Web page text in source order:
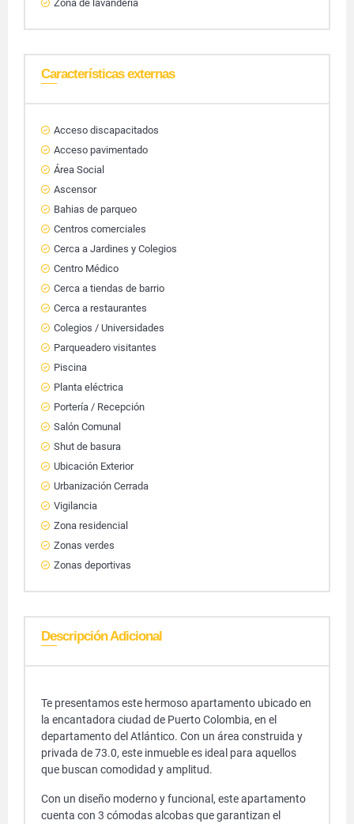
Zona de lavandería
Características externas
Acceso discapacitados
Acceso pavimentado
Área Social
Ascensor
Bahias de parqueo
Centros comerciales
Cerca a Jardines y Colegios
Centro Médico
Cerca a tiendas de barrio
Cerca a restaurantes
Colegios / Universidades
Parqueadero visitantes
Piscina
Planta eléctrica
Portería / Recepción
Salón Comunal
Shut de basura
Ubicación Exterior
Urbanización Cerrada
Vigilancia
Zona residencial
Zonas verdes
Zonas deportivas
Descripción Adicional
Te presentamos este hermoso apartamento ubicado en
la encantadora ciudad de Puerto Colombia, en el
departamento del Atlántico. Con un área construida y
privada de 73.0, este inmueble es ideal para aquellos
que buscan comodidad y amplitud.
Con un diseño moderno y funcional, este apartamento
cuenta con 3 cómodas alcobas que garantizan el